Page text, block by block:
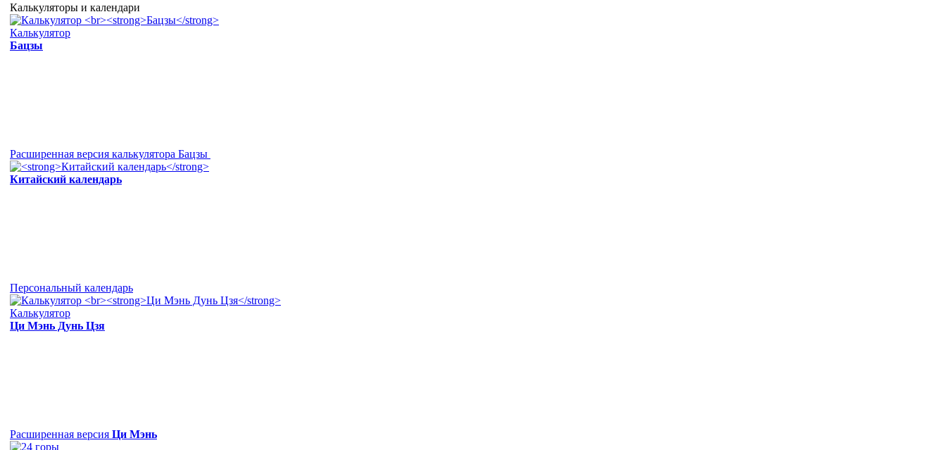
Калькуляторы и календари
Калькулятор
Бацзы
Расширенная версия калькулятора Бацзы
Китайский календарь
Персональный календарь
Калькулятор
Ци Мэнь Дунь Цзя
Расширенная версия Ци Мэнь